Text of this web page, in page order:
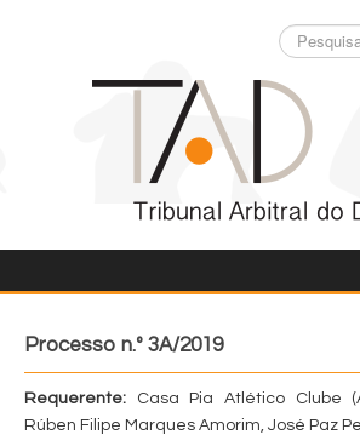
Pesquisa...
Processo n.º 3A/2019
Requerente: Casa Pia Atlético Clube
Rúben Filipe Marques Amorim, José Paz